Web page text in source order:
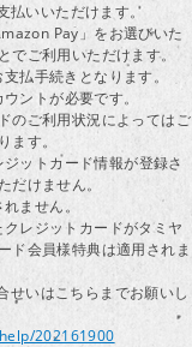
払いいただけます。
Pay」をお選びいた
でご利用いただけます。
払手続きとなります。
ントが必要です。
のご利用状況によってはご
ます。
ットカード情報が登録さ
だけません。
ません。
レジットカードがタミヤ
ド会員様特典は適用されま
せいはこちらまでお願いし
202161900